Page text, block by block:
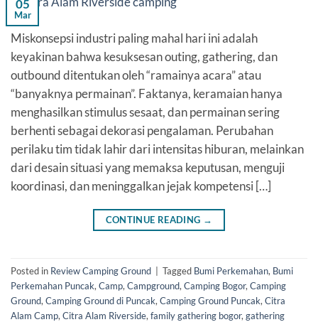
05
Mar
Miskonsepsi industri paling mahal hari ini adalah
keyakinan bahwa kesuksesan outing, gathering, dan
outbound ditentukan oleh “ramainya acara” atau
“banyaknya permainan”. Faktanya, keramaian hanya
menghasilkan stimulus sesaat, dan permainan sering
berhenti sebagai dekorasi pengalaman. Perubahan
perilaku tim tidak lahir dari intensitas hiburan, melainkan
dari desain situasi yang memaksa keputusan, menguji
koordinasi, dan meninggalkan jejak kompetensi […]
CONTINUE READING →
Posted in Review Camping Ground Tagged Bumi Perkemahan, Bumi
Perkemahan Puncak, Camp, Campground, Camping Bogor, Camping
Ground, Camping Ground di Puncak, Camping Ground Puncak, Citra
Alam Camp, Citra Alam Riverside, family gathering bogor, gathering